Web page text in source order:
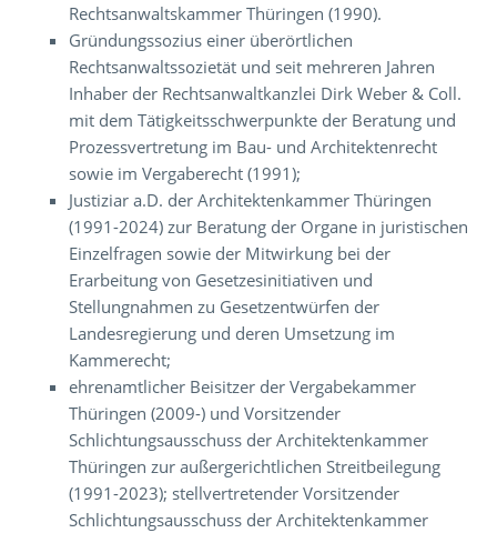
Rechtsanwaltskammer Thüringen (1990).
Gründungssozius einer überörtlichen
Rechtsanwaltssozietät und seit mehreren Jahren
Inhaber der Rechtsanwaltkanzlei Dirk Weber & Coll.
mit dem Tätigkeitsschwerpunkte der Beratung und
Prozessvertretung im Bau- und Architektenrecht
sowie im Vergaberecht (1991);
Justiziar a.D. der Architektenkammer Thüringen
(1991-2024) zur Beratung der Organe in juristischen
Einzelfragen sowie der Mitwirkung bei der
Erarbeitung von Gesetzesinitiativen und
Stellungnahmen zu Gesetzentwürfen der
Landesregierung und deren Umsetzung im
Kammerecht;
ehrenamtlicher Beisitzer der Vergabekammer
Thüringen (2009-) und Vorsitzender
Schlichtungsausschuss der Architektenkammer
Thüringen zur außergerichtlichen Streitbeilegung
(1991-2023); stellvertretender Vorsitzender
Schlichtungsausschuss der Architektenkammer